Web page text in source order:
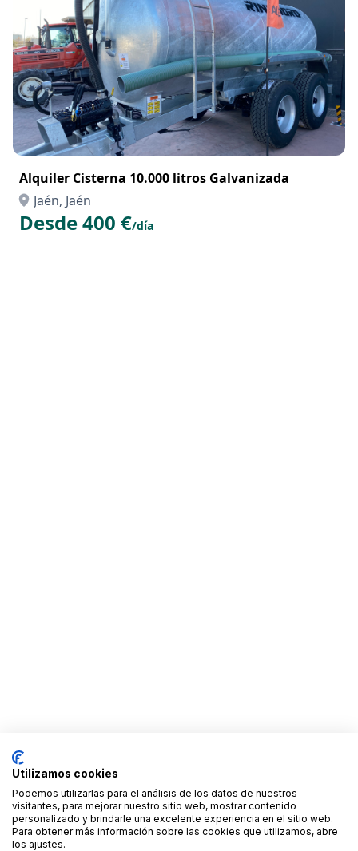
Alquiler Cisterna 10.000 litros Galvanizada
Jaén, Jaén
Desde 400 €/día
Utilizamos cookies
Podemos utilizarlas para el análisis de los datos de nuestros
visitantes, para mejorar nuestro sitio web, mostrar contenido
personalizado y brindarle una excelente experiencia en el sitio web.
Para obtener más información sobre las cookies que utilizamos, abre
los ajustes.